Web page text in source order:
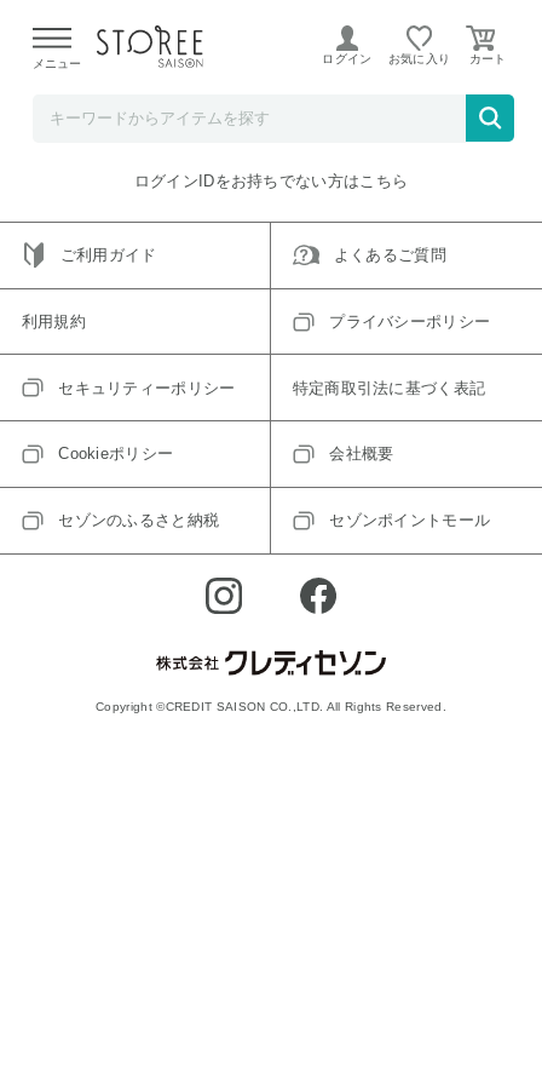
よる配送遅延が発生しております。
メニュー ログイン お気に入り
ご指定のアイテムは取り扱い終了、またはただいま取り扱い
トップへ戻る
ログインIDをお持ちでない方はこちら
ご利用ガイド よくあるご質問
利用規約 プライバシーポリシー
セキュリティーポリシー 特定商取引法に基づく表記
Cookieポリシー 会社概要
セゾンのふるさと納税 セゾンポイントモール
Copyright ©CREDIT SAISON CO.,LTD. All Rights Reserved.